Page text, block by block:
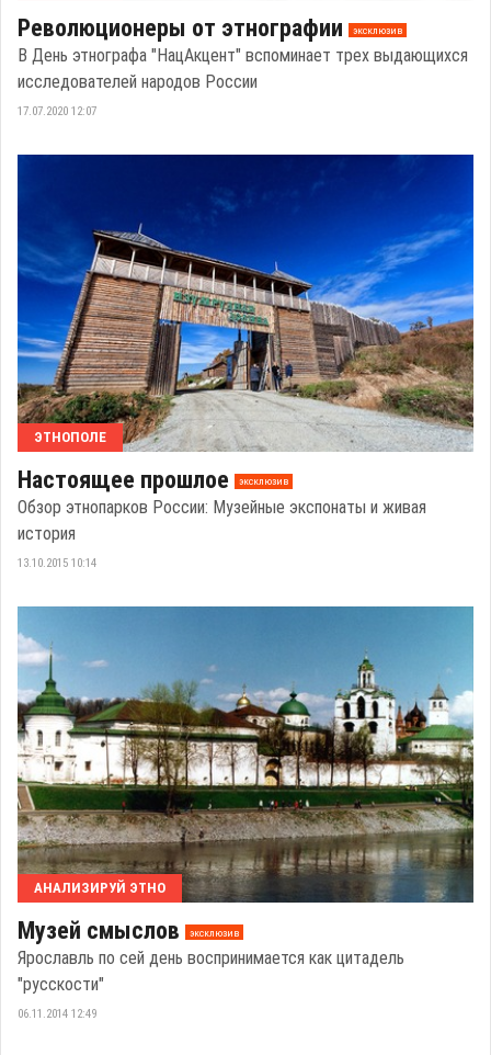
Революционеры от этнографии эксклюзив
В День этнографа "НацАкцент" вспоминает трех выдающихся
исследователей народов России
17.07.2020 12:07
ЭТНОПОЛЕ
Настоящее прошлое эксклюзив
Обзор этнопарков России: Музейные экспонаты и живая
история
13.10.2015 10:14
АНАЛИЗИРУЙ ЭТНО
Музей смыслов эксклюзив
Ярославль по сей день воспринимается как цитадель
"русскости"
06.11.2014 12:49